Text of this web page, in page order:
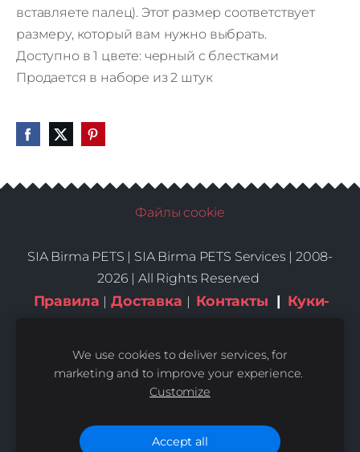
вставляете палец). Этот размер соответствует
размеру, который вам нужно выбрать.
Доступно в 1 цвете: черный с блестками
Продается в наборе из 2 штук
Файлы cookie
SIA Birma PETS | SIA Birma PETS Services | 2008-
2026 | All Rights Reserved
Правила | Доставка | Контакты | Куки-
We use cookies to deliver services, for
marketing and to improve your experience.
Customize
Accept all